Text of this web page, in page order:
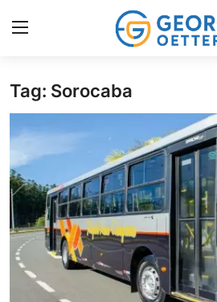
Home
Serviços Locais
História & Cultura
Imóveis & Investimentos
Infraestrutura & Obras
Galeria
Tag: Sorocaba